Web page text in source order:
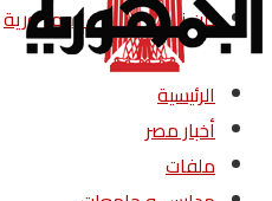
من نحن – جريدة الجمهورية
الرئيسية
أخبار مصر
ملفات